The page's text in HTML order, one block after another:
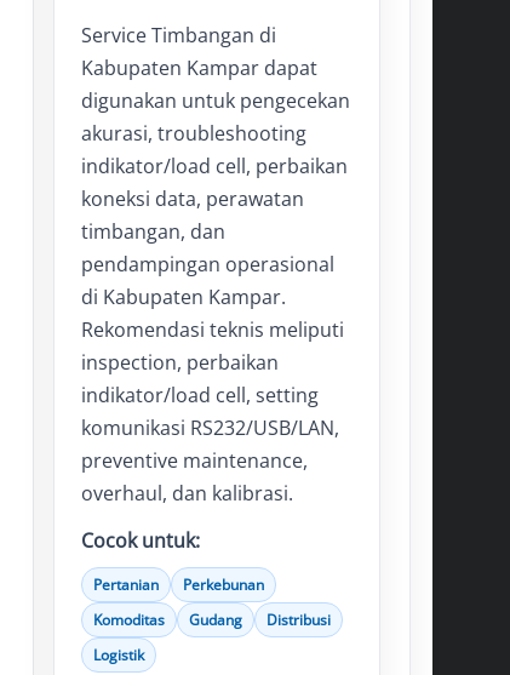
Service Timbangan di
Kabupaten Kampar dapat
digunakan untuk pengecekan
akurasi, troubleshooting
indikator/load cell, perbaikan
koneksi data, perawatan
timbangan, dan
pendampingan operasional
di Kabupaten Kampar.
Rekomendasi teknis meliputi
inspection, perbaikan
indikator/load cell, setting
komunikasi RS232/USB/LAN,
preventive maintenance,
overhaul, dan kalibrasi.
Cocok untuk:
Pertanian
Perkebunan
Komoditas
Gudang
Distribusi
Logistik